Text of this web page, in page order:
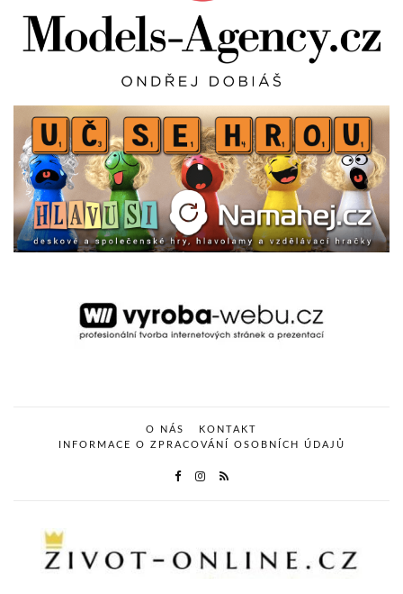
O NÁS
KONTAKT
INFORMACE O ZPRACOVÁNÍ OSOBNÍCH ÚDAJŮ